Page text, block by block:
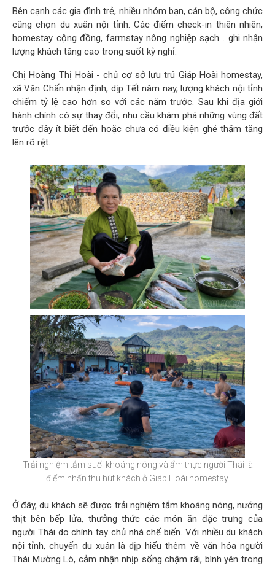
Bên cạnh các gia đình trẻ, nhiều nhóm bạn, cán bộ, công chức
cũng chọn du xuân nội tỉnh. Các điểm check-in thiên nhiên,
homestay cộng đồng, farmstay nông nghiệp sạch… ghi nhận
lượng khách tăng cao trong suốt kỳ nghỉ.
Chị Hoàng Thị Hoài - chủ cơ sở lưu trú Giáp Hoài homestay,
xã Văn Chấn nhận định, dịp Tết năm nay, lượng khách nội tỉnh
chiếm tỷ lệ cao hơn so với các năm trước. Sau khi địa giới
hành chính có sự thay đổi, nhu cầu khám phá những vùng đất
trước đây ít biết đến hoặc chưa có điều kiện ghé thăm tăng
lên rõ rệt.
Trải nghiệm tắm suối khoáng nóng và ẩm thực người Thái là
điểm nhấn thu hút khách ở Giáp Hoài homestay.
Ở đây, du khách sẽ được trải nghiệm tắm khoáng nóng, nướng
thịt bên bếp lửa, thưởng thức các món ăn đặc trưng của
người Thái do chính tay chủ nhà chế biến. Với nhiều du khách
nội tỉnh, chuyến du xuân là dịp hiểu thêm về văn hóa người
Thái Mường Lò, cảm nhận nhịp sống chậm rãi, bình yên trong